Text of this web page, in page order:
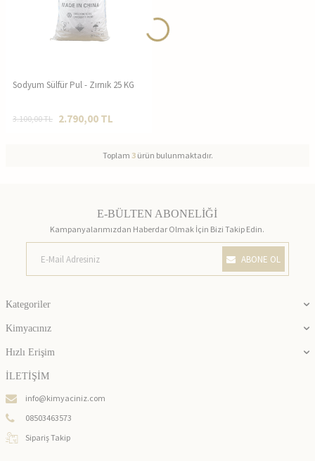
Sodyum Sülfür Pul - Zırnık 25 KG
3.100,00TL 2.790,00 TL
Toplam 3ürün bulunmaktadır.
E-BÜLTEN ABONELİĞİ
Kampanyalarımızdan Haberdar Olmak İçin Bizi Takip Edin.
ABONE OL
Kategoriler
Kimyacınız
Hızlı Erişim
İLETİŞİM
info@kimyaciniz.com
08503463573
Sipariş Takip